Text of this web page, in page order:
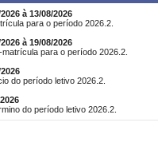
à 13/08/2026
para o período 2026.2.
à 19/08/2026
para o período 2026.2.
do período letivo 2026.2.
do período letivo 2026.2.